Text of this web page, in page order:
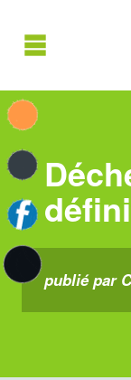
publié par